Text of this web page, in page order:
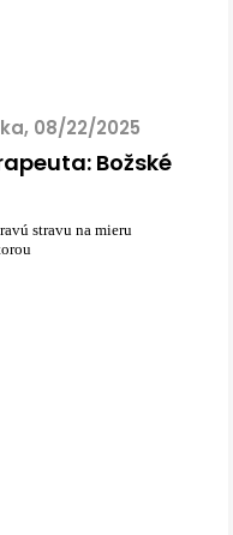
08/22/2025
Božské
stravu na mieru